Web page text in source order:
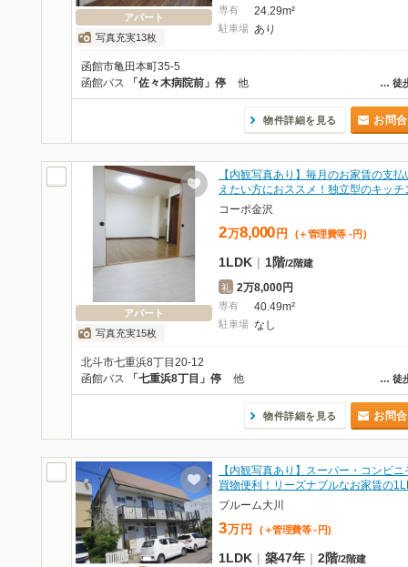
アパート
写真充実13枚
専有 24.29m²
駐車場 あり
函館市亀田本町35-5
… 徒
函館バス 「佐々木病院前」停 他
物件詳細を見る お問
アパート
写真充実15枚
【内観写真あり】毎月のお家賃の支払
えたい方におススメ！独立型のキッ
コーポ金沢
2万8,000 円 (＋管理費等 - 円 )
1LDK | 1階/2階建
礼 2万8,000円
専有 40.49m²
駐車場 なし
北斗市七重浜8丁目20-12
… 徒
函館バス 「七重浜8丁目」停 他
物件詳細を見る お問
【内観写真あり】スーパー・コンビニ
買物便利！リーズナブルなお家賃の
ブルーム大川
3万 円 (＋管理費等 - 円)
1LDK | 築47年 | 2階/2階建